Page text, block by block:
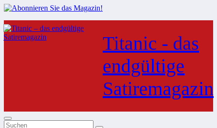
Zum
Inhalt
springen
Titanic - das
endgültige
Satiremagazin